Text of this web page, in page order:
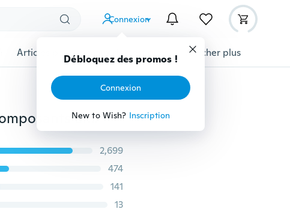
Connexion
Débloquez des promos !
Connexion
New to Wish? Inscription
Articles pour animaux domestiques Afficher plus
Pince à épiler en métal pour saisir de minuscules composants et des puces IC Outil à main durable
2,699
474
141
13